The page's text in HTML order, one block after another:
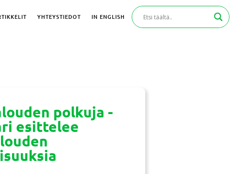
YHTEYSTIEDOT IN ENGLISH
polkuja -
esittelee